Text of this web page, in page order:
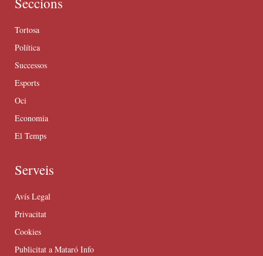
Tortosa
Política
Successos
Esports
Oci
Economia
El Temps
Serveis
Avís Legal
Privacitat
Cookies
Publicitat a Mataró Info